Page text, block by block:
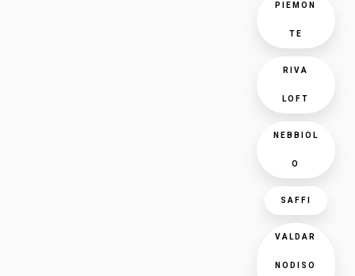
PIEMON
TE
RIVA
LOFT
NEBBIOL
O
SAFFI
VALDAR
NODISO